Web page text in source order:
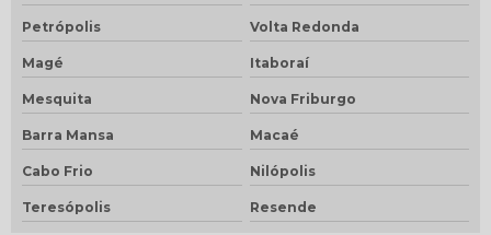
Petrópolis Volta Redonda
Magé Itaboraí
Mesquita Nova Friburgo
Barra Mansa Macaé
Cabo Frio Nilópolis
Teresópolis Resende